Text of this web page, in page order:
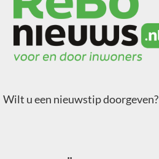
Wilt u een nieuwstip doorgeven?